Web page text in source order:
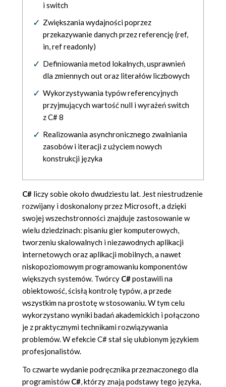
i switch
Zwiększania wydajności poprzez
przekazywanie danych przez referencję (ref,
in, ref readonly)
Definiowania metod lokalnych, usprawnień
dla zmiennych out oraz literałów liczbowych
Wykorzystywania typów referencyjnych
przyjmujących wartość null i wyrażeń switch
z C# 8
Realizowania asynchronicznego zwalniania
zasobów i iteracji z użyciem nowych
konstrukcji języka
C# liczy sobie około dwudziestu lat. Jest niestrudzenie
rozwijany i doskonalony przez Microsoft, a dzięki
swojej wszechstronności znajduje zastosowanie w
wielu dziedzinach: pisaniu gier komputerowych,
tworzeniu skalowalnych i niezawodnych aplikacji
internetowych oraz aplikacji mobilnych, a nawet
niskopoziomowym programowaniu komponentów
większych systemów. Twórcy C#postawili na
obiektowość, ścisłą kontrolę typów, a przede
wszystkim na prostotę w stosowaniu. W tym celu
wykorzystano wyniki badań akademickich i połączono
je z praktycznymi technikami rozwiązywania
problemów. W efekcie C# stał się ulubionym językiem
profesjonalistów.
To czwarte wydanie podręcznika przeznaczonego dla
programistówC#, którzy znają podstawy tego języka,